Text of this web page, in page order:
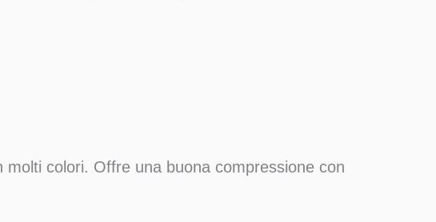
colori. Offre una buona compressione con